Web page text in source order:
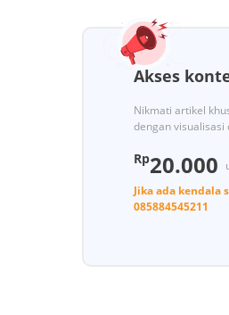
Akses
Nikmati artikel
dengan visualisasi
Rp20.000
Jika ada kendala
085884545211